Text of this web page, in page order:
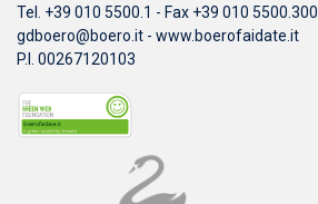
Tel. +39 010 5500.1 - Fax +39 010 5500.300
gdboero@boero.it - www.boerofaidate.it
P.I. 00267120103